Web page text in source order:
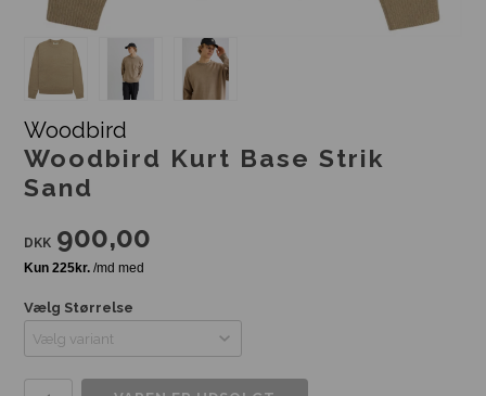
Woodbird
Woodbird Kurt Base Strik
Sand
DKK 900,00
Vælg Størrelse